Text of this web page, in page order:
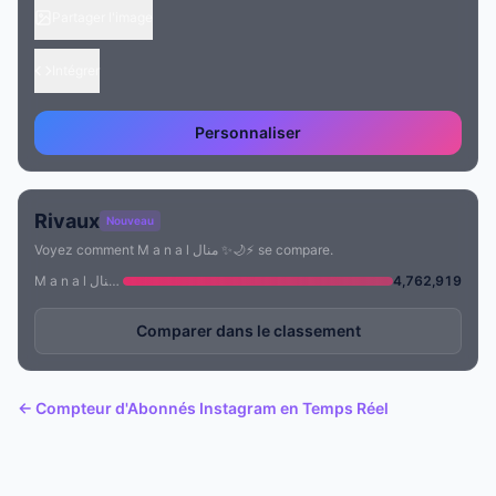
Personnaliser
Rivaux Nouveau
Voyez comment M a n a l منال ✨🌙⚡️ se compare.
M a n a l منال ✨🌙⚡️
4,762,919
Comparer dans le classement
← Compteur d'Abonnés Instagram en Temps Réel